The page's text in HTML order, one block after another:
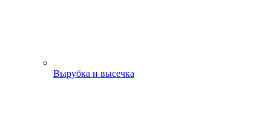
Вырубка и высечка